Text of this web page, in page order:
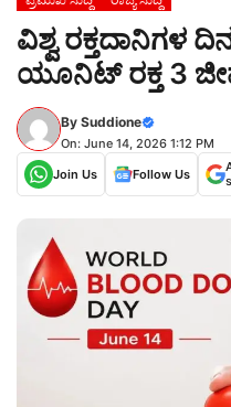
ವಿಶ್ವ ರಕ್ತದಾನಿಗಳ
ಯೂನಿಟ್ ರಕ್ತ 3
By Suddione
On: June 14, 2026 1:12 PM
Join Us
Follow Us